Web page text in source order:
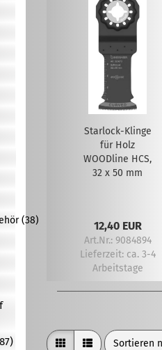
Starlock-Klinge
für Holz
WOODline HCS,
32 x 50 mm
12,40 EUR
Art.Nr.: 9084894
Lieferzeit: ca. 3-4
Arbeitstage
Sortieren
Sortieren
(38)